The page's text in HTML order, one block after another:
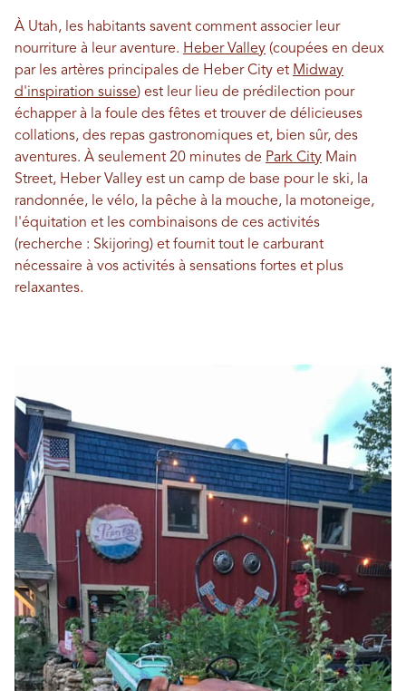
À Utah, les habitants savent comment associer leur
nourriture à leur aventure. Heber Valley (coupées en deux
par les artères principales de Heber City et Midway
d'inspiration suisse) est leur lieu de prédilection pour
échapper à la foule des fêtes et trouver de délicieuses
collations, des repas gastronomiques et, bien sûr, des
aventures. À seulement 20 minutes de Park City Main
Street, Heber Valley est un camp de base pour le ski, la
randonnée, le vélo, la pêche à la mouche, la motoneige,
l'équitation et les combinaisons de ces activités
(recherche : Skijoring) et fournit tout le carburant
nécessaire à vos activités à sensations fortes et plus
relaxantes.